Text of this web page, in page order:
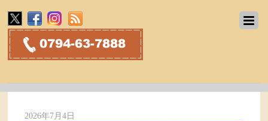
2026年7月4日